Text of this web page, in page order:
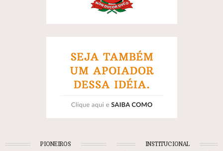
PIONEIROS INSTITUCIONAL